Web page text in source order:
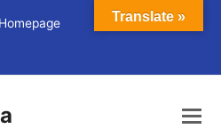
Homepage Translate »